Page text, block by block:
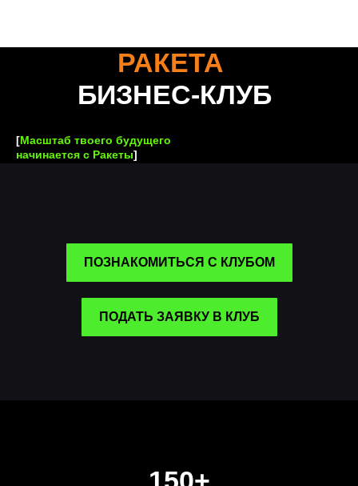
[Масштаб твоего будущего
начинается с Ракеты]
РАКЕТА
БИЗНЕС-КЛУБ
ПОЗНАКОМИТЬСЯ С КЛУБОМ
ПОДАТЬ ЗАЯВКУ В КЛУБ